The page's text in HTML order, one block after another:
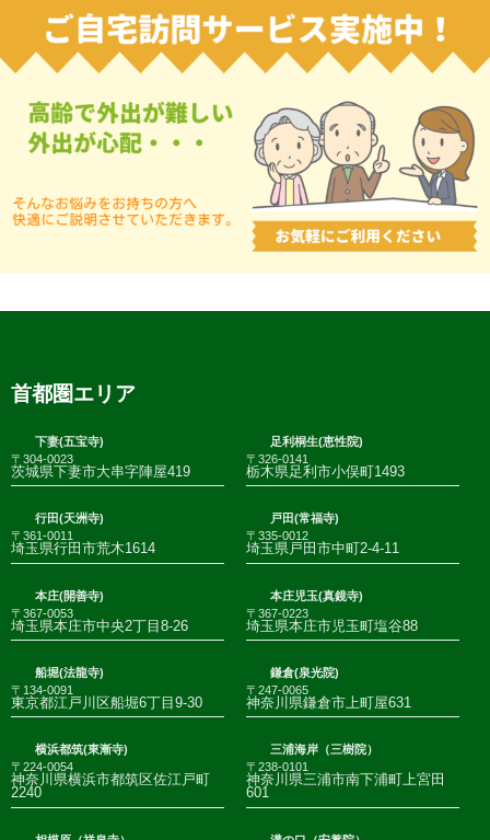
首都圏エリア
下妻(五宝寺)
〒304-0023
茨城県下妻市大串字陣屋419
足利桐生(恵性院)
〒326-0141
栃木県足利市小俣町1493
行田(天洲寺)
〒361-0011
埼玉県行田市荒木1614
戸田(常福寺)
〒335-0012
埼玉県戸田市中町2-4-11
本庄(開善寺)
〒367-0053
埼玉県本庄市中央2丁目8-26
本庄児玉(真鏡寺)
〒367-0223
埼玉県本庄市児玉町塩谷88
船堀(法龍寺)
〒134-0091
東京都江戸川区船堀6丁目9-30
鎌倉(泉光院)
〒247-0065
神奈川県鎌倉市上町屋631
横浜都筑(東漸寺)
〒224-0054
神奈川県横浜市都筑区佐江戸町
2240
三浦海岸（三樹院）
〒238-0101
神奈川県三浦市南下浦町上宮田
601